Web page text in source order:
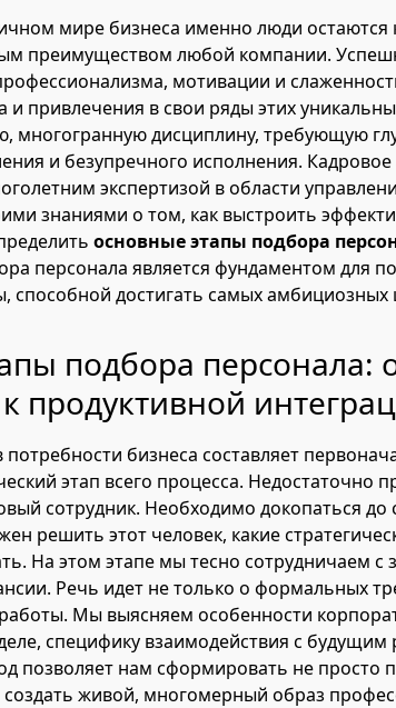
мире бизнеса именно люди
преимуществом любой компании.
мотивации и
и привлечения в свои ряды этих
многогранную дисциплину, требующую
и безупречного исполнения. Кадровое
экспертизой в области
знаниями о том, как выстроить
основные этапы подбора
персонала является фундаментом для
способной достигать самых амбициозных
подбора персонала:
продуктивной
потребности бизнеса составляет
этап всего процесса. Недостаточно
сотрудник. Необходимо докопаться до
решить этот человек, какие
На этом этапе мы тесно сотрудничаем с
Речь идет не только о формальных
Мы выясняем особенности
специфику взаимодействия с будущим
позволяет нам сформировать не просто
создать живой, многомерный образ